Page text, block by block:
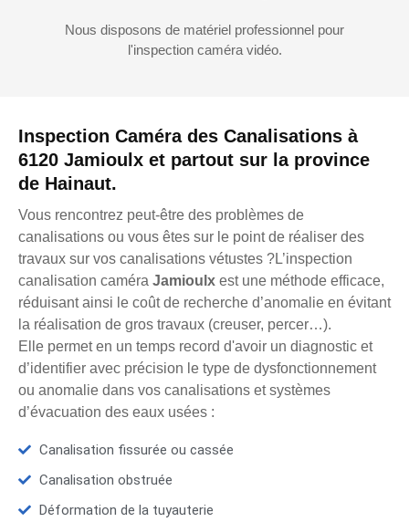
Inspection Caméra des Canalisations à
6120 Jamioulx et partout sur la province
de Hainaut.
Vous rencontrez peut-être des problèmes de
canalisations ou vous êtes sur le point de réaliser des
travaux sur vos canalisations vétustes ?L’inspection
canalisation caméra Jamioulx est une méthode efficace,
réduisant ainsi le coût de recherche d’anomalie en évitant
la réalisation de gros travaux (creuser, percer…).
Elle permet en un temps record d'avoir un diagnostic et
d’identifier avec précision le type de dysfonctionnement
ou anomalie dans vos canalisations et systèmes
d’évacuation des eaux usées :
Canalisation fissurée ou cassée
Canalisation obstruée
Déformation de la tuyauterie
Nous disposons de matériel professionnel pour
l'inspection caméra vidéo.